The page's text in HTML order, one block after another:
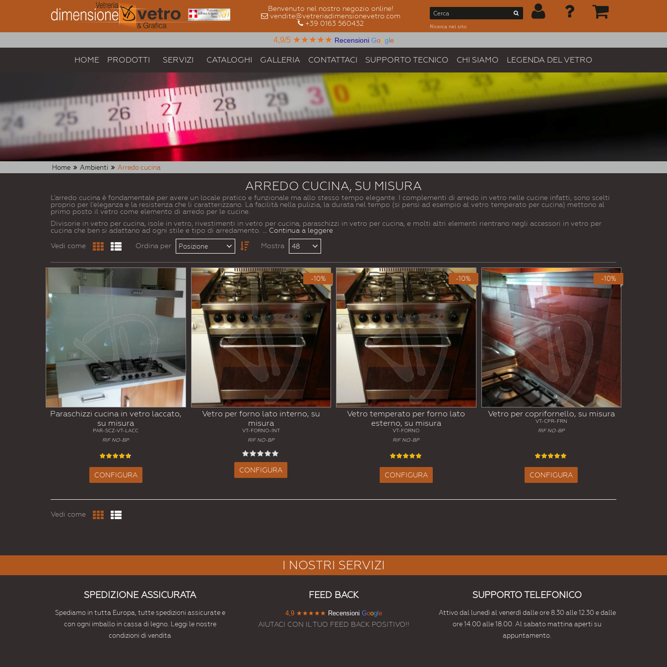
Benvenuto nel nostro negozio online!
vendite@vetreriadimensionevetro.com
+39 0163 560432
Ricerca nel sito
4,9/5 ★★★★★ Recensioni Google
HOME PRODOTTI SERVIZI CATALOGHI GALLERIA CONTATTACI SUPPORTO TECNICO CHI SIAMO LEGENDA DEL VETRO
Home Ambienti Arredo cucina
ARREDO CUCINA, SU MISURA
L'arredo cucina è fondamentale per avere un locale pratico e funzionale ma allo stesso tempo elegante. I complementi di arredo in vetro nelle cucine infatti, sono scelti
proprio per l'eleganza e la resistenza che li caratterizzano. La facilità nella pulizia, la durata nel tempo (si pensi ad esempio al vetro temperato per cucina) mettono al
primo posto il vetro come elemento di arredo per le cucine.
Divisorie in vetro per cucina, isole in vetro, rivestimenti in vetro per cucina, paraschizzi in vetro per cucina, e molti altri elementi rientrano negli accessori in vetro per
cucina che ben si adattano ad ogni stile e tipo di arredamento.
... Continua a leggere
Vedi come
Ordina per Posizione Mostra 48
Paraschizzi cucina in vetro laccato,
su misura
PAR-SCZ-VT-LACC
RIF NO-BP
CONFIGURA
-10%
Vetro per forno lato interno, su
misura
VT-FORNO-INT
RIF NO-BP
CONFIGURA
-10%
Vetro temperato per forno lato
esterno, su misura
VT-FORNO
RIF NO-BP
CONFIGURA
-10%
Vetro per coprifornello, su misura
VT-CPR-FRN
RIF NO-BP
CONFIGURA
Vedi come
I NOSTRI SERVIZI
SPEDIZIONE ASSICURATA
Spediamo in tutta Europa, tutte spedizioni assicurate e
con ogni imballo in cassa di legno. Leggi le nostre
condizioni di vendita
FEED BACK
4,9 ★★★★★ Recensioni Googl e
AIUTACI CON IL TUO FEED BACK POSITIVO!!
SUPPORTO TELEFONICO
Attivo dal lunedì al venerdì dalle ore 8.30 alle 12.30 e dalle
ore 14.00 alle 18.00. Al sabato mattina aperti su
appuntamento.